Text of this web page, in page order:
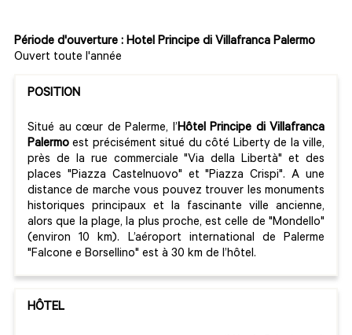
Période d'ouverture : Hotel Principe di Villafranca Palermo
Ouvert toute l'année
POSITION
Situé au cœur de Palerme, l’Hôtel Principe di Villafranca
Palermo est précisément situé du côté Liberty de la ville,
près de la rue commerciale "Via della Libertà" et des
places "Piazza Castelnuovo" et "Piazza Crispi". A une
distance de marche vous pouvez trouver les monuments
historiques principaux et la fascinante ville ancienne,
alors que la plage, la plus proche, est celle de "Mondello"
(environ 10 km). L’aéroport international de Palerme
"Falcone e Borsellino" est à 30 km de l’hôtel.
HÔTEL